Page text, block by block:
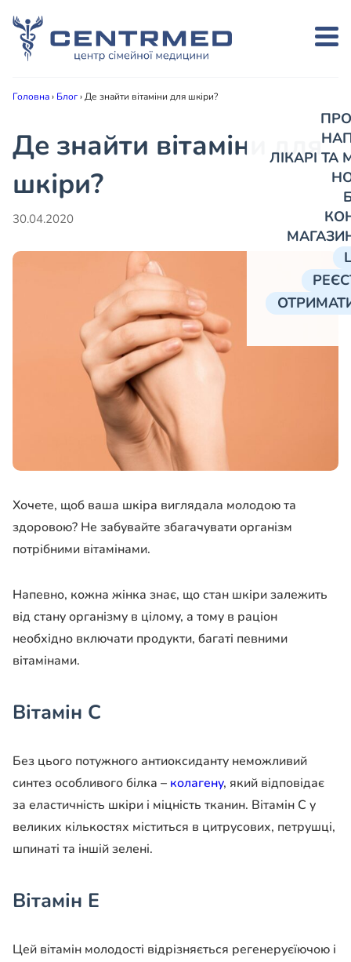
ЛІКАРІ
Головна› Блог›Де знайти вітаміни для шкіри?
Де знайти вітаміни для
шкіри?
30.04.2020
Хочете, щоб ваша шкіра виглядала молодою та
здоровою? Не забувайте збагачувати організм
потрібними вітамінами.
Напевно, кожна жінка знає, що стан шкіри залежить
від стану організму в цілому, а тому в раціон
необхідно включати продукти, багаті певними
вітамінами.
Вітамін С
Без цього потужного антиоксиданту неможливий
синтез особливого білка – колагену, який відповідає
за еластичність шкіри і міцність тканин. Вітамін С у
великих кількостях міститься в цитрусових, петрушці,
шпинаті та іншій зелені.
Вітамін Е
Цей вітамін молодості відрізняється регенеруєїючою і